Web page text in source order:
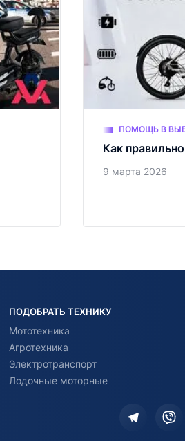
ПОМОЩЬ В
Как
9 марта 2026
ПОДОБРАТЬ ТЕХНИКУ
Мототехника
Агротехника
Электротранспорт
Лодочные моторные